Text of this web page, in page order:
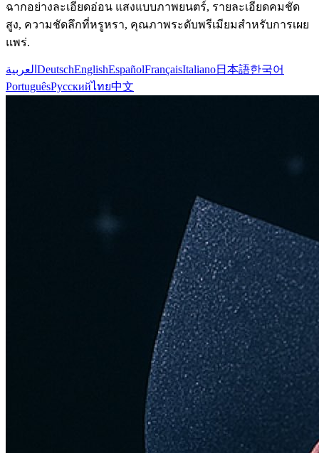
ฉากอย่างละเอียดอ่อน แสงแบบภาพยนตร์, รายละเอียดคมชัด
สูง, ความชัดลึกที่หรูหรา, คุณภาพระดับพรีเมียมสำหรับการเผย
แพร่.
العربية DeutschEnglishEspañolFrançaisItaliano日本語한국어
PortuguêsРусскийไทย中文